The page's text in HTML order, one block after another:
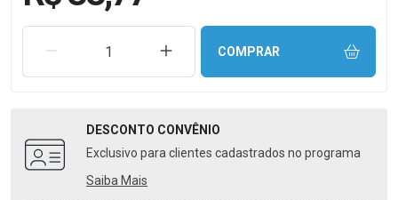
REMOVER UMA UNIDADEAUMENTAR UMA UNIDADE
COMPRAR
DESCONTO CONVÊNIO
Exclusivo para clientes cadastrados no programa
Saiba Mais